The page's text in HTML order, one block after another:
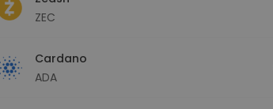
ZEC
Cardano
ADA